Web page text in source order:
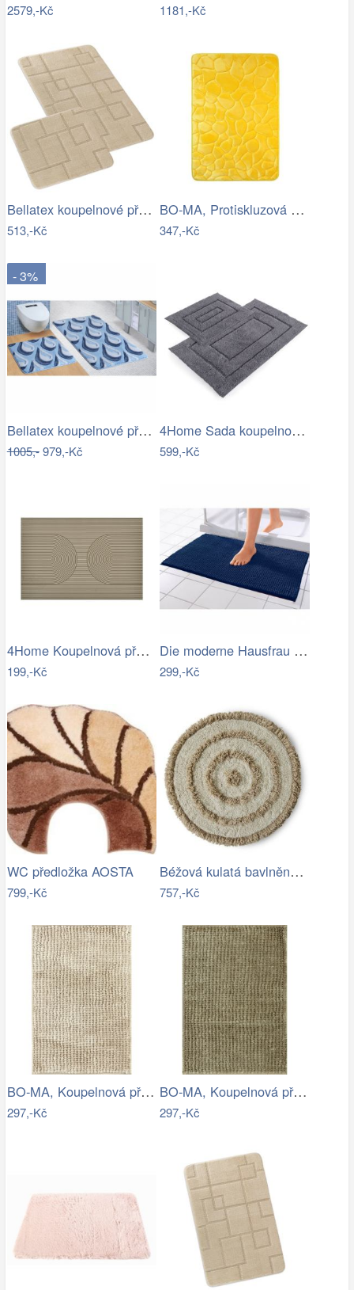
2579,-Kč 1181,-Kč
Bellatex koupelnové předložky SADA BANY…
513,-Kč
BO-MA, Protiskluzová koupelnová…
347,-Kč
- 3%
Bellatex koupelnové předložky ULTRA…
1005,-979,-Kč
4Home Sada koupelnových předložek Retta…
599,-Kč
4Home Koupelnová předložka Infinity, 40…
199,-Kč
Die moderne Hausfrau Koupelnová…
299,-Kč
WC předložka AOSTA
799,-Kč
Béžová kulatá bavlněná koupelnová…
757,-Kč
BO-MA, Koupelnová předložka Ella micro…
297,-Kč
BO-MA, Koupelnová předložka Ella micro…
297,-Kč